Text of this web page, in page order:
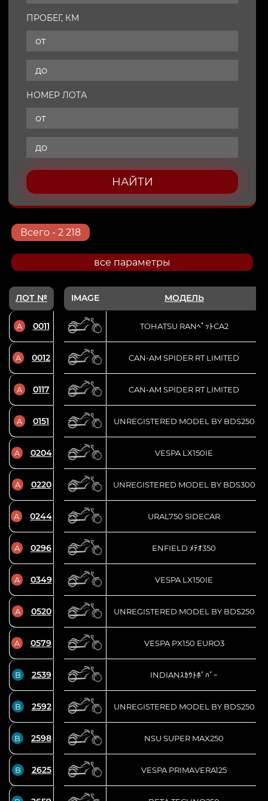
ПРОБЕГ, КМ
НОМЕР ЛОТА
НАЙТИ
Всего - 2 218
все параметры
ЛОТ № IMAGE МОДЕЛЬ
A 0011 TOHATSU RANﾍﾟｯﾄCA2
A 0012 CAN-AM SPIDER RT LIMITED
A 0117 CAN-AM SPIDER RT LIMITED
A 0151 UNREGISTERED MODEL BY BDS250
A 0204 VESPA LX150IE
A 0220 UNREGISTERED MODEL BY BDS300
A 0244 URAL750 SIDECAR
A 0296 ENFIELD ﾒﾃｵ350
A 0349 VESPA LX150IE
A 0520 UNREGISTERED MODEL BY BDS250
A 0579 VESPA PX150 EURO3
B 2539 INDIANｽｶｳﾄﾎﾞﾊﾞｰ
B 2592 UNREGISTERED MODEL BY BDS250
B 2598 NSU SUPER MAX250
B 2625 VESPA PRIMAVERA125